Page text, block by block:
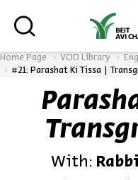
Home Page VOD Library
#21: Parashat Ki Tissa |
With:
Always be
BEIT AVI